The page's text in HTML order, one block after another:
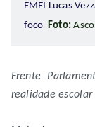
EMEI Lucas
focoFoto:
Frente
realidade escolar